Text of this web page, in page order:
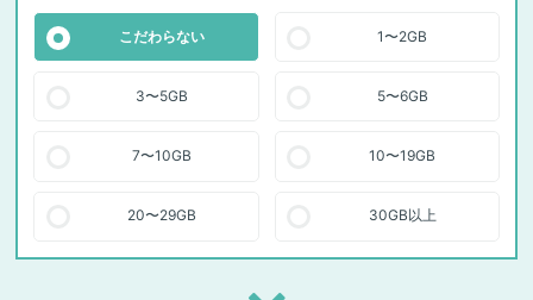
こだわらない 1〜2GB
3〜5GB 5〜6GB
7〜10GB 10〜19GB
20〜29GB 30GB以上